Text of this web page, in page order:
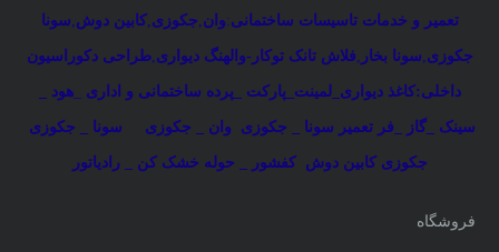
تعمیر و خدمات تاسیسات ساختمانی:وان,جکوزی,کابین دوش,سونا
جکوزی,سونا بخار ,فلاش تانک توکار-والهنگ دیواری,طراحی دکوراسیون
داخلی:کاغذ دیواری_لمینت_پارکت _پرده ساختمانی و اداری _هود _
سینک _گاز _فر تعمیر سونا _ جکوزی وان _ جکوزی سونا _ جکوزی
جکوزی کابین دوش کفشور _ حوله خشک کن _ رادیاتور
فروشگاه